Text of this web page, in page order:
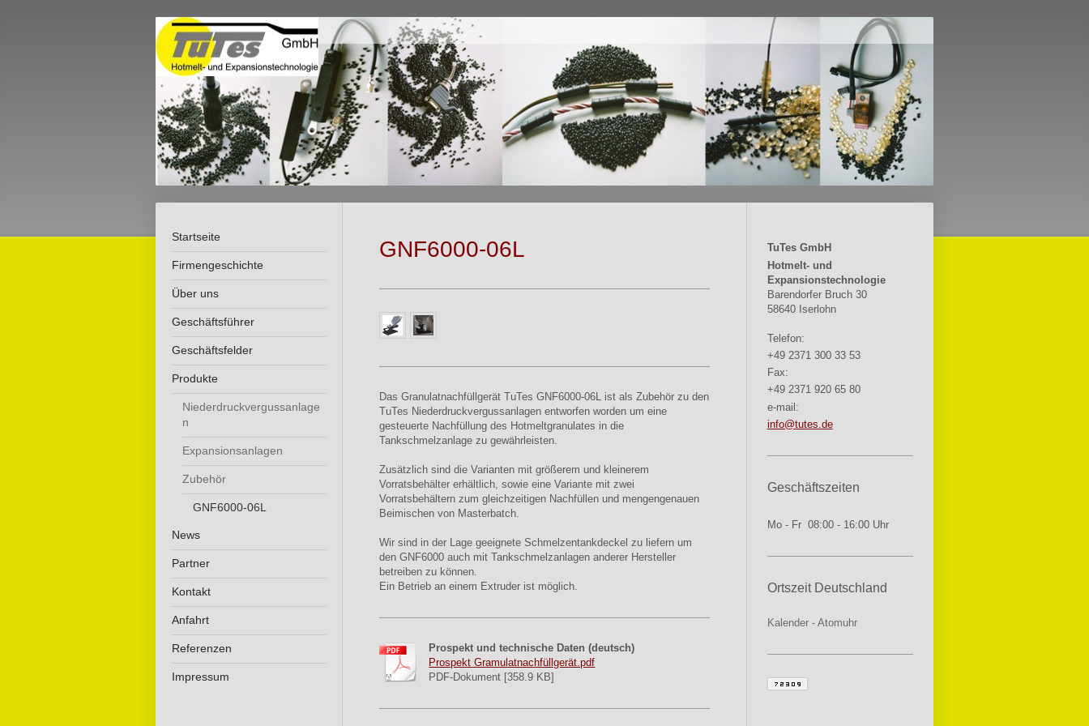
Startseite
Firmengeschichte
Über uns
Geschäftsführer
Geschäftsfelder
Produkte
Niederdruckvergussanlage
n
Expansionsanlagen
Zubehör
GNF6000-06L
News
Partner
Kontakt
Anfahrt
Referenzen
Impressum
GNF6000-06L
Das Granulatnachfüllgerät TuTes GNF6000-06L ist als Zubehör zu den
TuTes Niederdruckvergussanlagen entworfen worden um eine
gesteuerte Nachfüllung des Hotmeltgranulates in die
Tankschmelzanlage zu gewährleisten.
Zusätzlich sind die Varianten mit größerem und kleinerem
Vorratsbehälter erhältlich, sowie eine Variante mit zwei
Vorratsbehältern zum gleichzeitigen Nachfüllen und mengengenauen
Beimischen von Masterbatch.
Wir sind in der Lage geeignete Schmelzentankdeckel zu liefern um
den GNF6000 auch mit Tankschmelzanlagen anderer Hersteller
betreiben zu können.
Ein Betrieb an einem Extruder ist möglich.
Prospekt und technische Daten (deutsch)
Prospekt Gramulatnachfüllgerät.pdf
PDF-Dokument [358.9 KB]
TuTes GmbH
Hotmelt- und
Expansionstechnologie
Barendorfer Bruch 30
58640 Iserlohn
Telefon:
+49 2371 300 33 53
Fax:
+49 2371 920 65 80
e-mail:
info@tutes.de
Geschäftszeiten
Mo - Fr 08:00 - 16:00 Uhr
Ortszeit Deutschland
Kalender - Atomuhr